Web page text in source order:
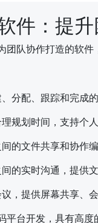
件：提
队协作打造的软
分配、跟踪和完成
规划时间，支持个
的文件共享和协作
的实时沟通，提供
，提供屏幕共享、
平台开发，具有高